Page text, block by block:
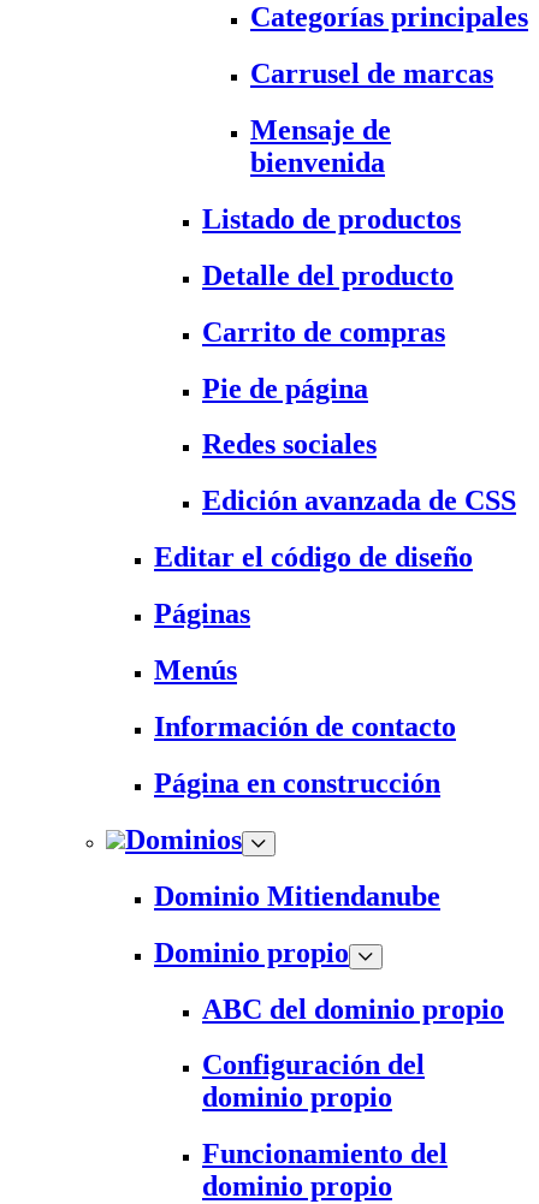
Categorías principales
Carrusel de marcas
Mensaje de
bienvenida
Listado de productos
Detalle del producto
Carrito de compras
Pie de página
Redes sociales
Edición avanzada de CSS
Editar el código de diseño
Páginas
Menús
Información de contacto
Página en construcción
Dominios
Dominio Mitiendanube
Dominio propio
ABC del dominio propio
Configuración del
dominio propio
Funcionamiento del
dominio propio